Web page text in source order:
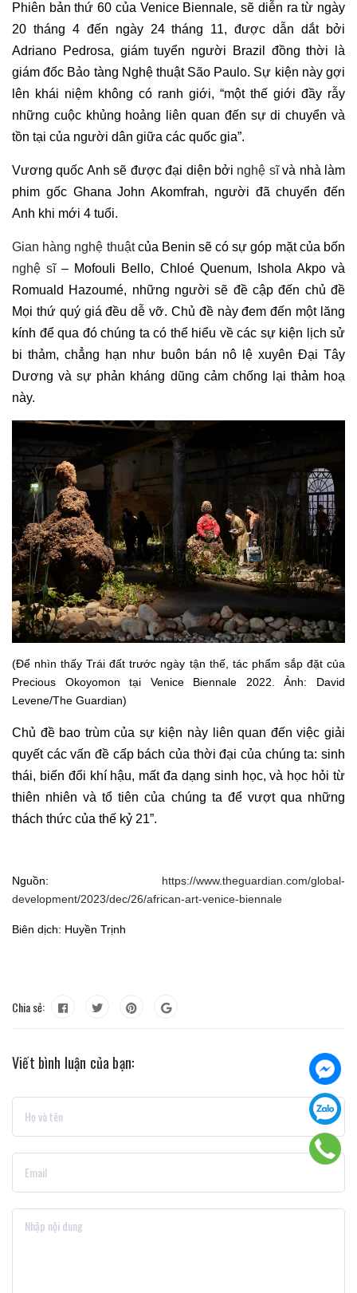
Phiên bản thứ 60 của Venice Biennale, sẽ diễn ra từ ngày
20 tháng 4 đến ngày 24 tháng 11, được dẫn dắt bởi
Adriano Pedrosa, giám tuyển người Brazil đồng thời là
giám đốc Bảo tàng Nghệ thuật São Paulo. Sự kiện này gợi
lên khái niệm không có ranh giới, “một thế giới đầy rẫy
những cuộc khủng hoảng liên quan đến sự di chuyển và
tồn tại của người dân giữa các quốc gia”.
Vương quốc Anh sẽ được đại diện bởi nghệ sĩvà nhà làm
phim gốc Ghana John Akomfrah, người đã chuyển đến
Anh khi mới 4 tuổi.
Gian hàng nghệ thuậtcủa Benin sẽ có sự góp mặt của bốn
nghệ sĩ– Mofouli Bello, Chloé Quenum, Ishola Akpo và
Romuald Hazoumé, những người sẽ đề cập đến chủ đề
Mọi thứ quý giá đều dễ vỡ. Chủ đề này đem đến một lăng
kính để qua đó chúng ta có thể hiểu về các sự kiện lịch sử
bi thảm, chẳng hạn như buôn bán nô lệ xuyên Đại Tây
Dương và sự phản kháng dũng cảm chống lại thảm hoạ
này.
(Để nhìn thấy Trái đất trước ngày tận thế, tác phẩm sắp đặt của
Precious Okoyomon tại Venice Biennale 2022. Ảnh: David
Levene/The Guardian)
Chủ đề bao trùm của sự kiện này liên quan đến việc giải
quyết các vấn đề cấp bách của thời đại của chúng ta: sinh
thái, biến đổi khí hậu, mất đa dạng sinh học, và học hỏi từ
thiên nhiên và tổ tiên của chúng ta để vượt qua những
thách thức của thế kỷ 21”.
Nguồn: https://www.theguardian.com/global-
development/2023/dec/26/african-art-venice-biennale
Biên dịch: Huyền Trịnh
Chia sẻ:
Viết bình luận của bạn: